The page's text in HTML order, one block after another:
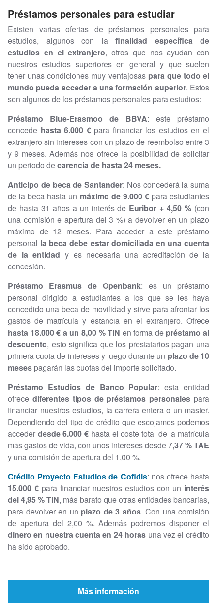
Préstamos personales para estudiar
Existen varias ofertas de préstamos personales para
estudios, algunos con la finalidad específica de
estudios en el extranjero, otros que nos ayudan con
nuestros estudios superiores en general y que suelen
tener unas condiciones muy ventajosaspara que todo el
mundo pueda acceder a una formación superior. Estos
son algunos de los préstamos personales para estudios:
Préstamo Blue-Erasmoo de BBVA: este préstamo
concede hasta 6.000 €para financiar los estudios en el
extranjero sin intereses con un plazo de reembolso entre 3
y 9 meses. Además nos ofrece la posibilidad de solicitar
un periodo decarencia de hasta 24 meses.
Anticipo de beca de Santander: Nos concederá la suma
de la beca hasta un máximo de 9.000 €para estudiantes
de hasta 31 años a un interés de Euribor + 4,50 % (con
una comisión e apertura del 3 %) a devolver en un plazo
máximo de 12 meses. Para acceder a este préstamo
personal la beca debe estar domiciliada en una cuenta
de la entidad y es necesaria una acreditación de la
concesión.
Préstamo Erasmus de Openbank: es un préstamo
personal dirigido a estudiantes a los que se les haya
concedido una beca de movilidad y sirve para afrontar los
gastos de matrícula y estancia en el extranjero. Ofrece
hasta 18.000 € a un 8,00 % TIN en forma de préstamo al
descuento, esto significa que los prestatarios pagan una
primera cuota de intereses y luego durante un plazo de 10
meses pagarán las cuotas del importe solicitado.
Préstamo Estudios de Banco Popular: esta entidad
ofrece diferentes tipos de préstamos personales para
financiar nuestros estudios, la carrera entera o un máster.
Dependiendo del tipo de crédito que escojamos podemos
acceder desde 6.000 € hasta el coste total de la matrícula
más gastos de vida, con unos intereses desde7,37 % TAE
y una comisión de apertura del 1,00 %.
Crédito Proyecto Estudios de Cofidis: nos ofrece hasta
15.000 € para financiar nuestros estudios con un interés
del 4,95 % TIN, más barato que otras entidades bancarias,
para devolver en un plazo de 3 años. Con una comisión
de apertura del 2,00 %. Además podremos disponer el
dinero en nuestra cuenta en 24 horas una vez el crédito
ha sido aprobado.
Más información